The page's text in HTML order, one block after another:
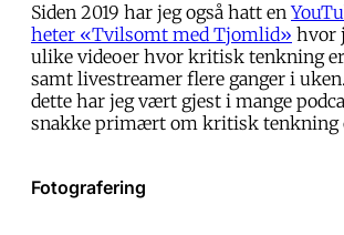
Siden 2019 har jeg også hatt en
heter «Tvilsomt med Tjomlid» hvor
ulike videoer hvor kritisk tenkning
samt livestreamer flere ganger i
dette har jeg vært gjest i mange
snakke primært om kritisk tenkning
Fotografering